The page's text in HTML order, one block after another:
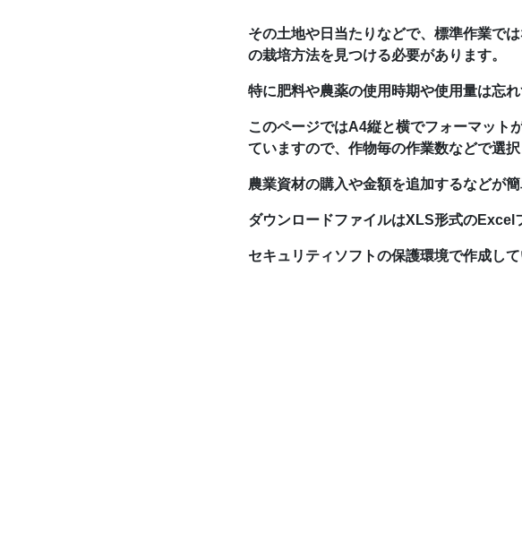
その土地や日当たりなどで、標準作業で
の栽培方法を見つける必要があります。
特に肥料や農薬の使用時期や使用量は忘
このページではA4縦と横でフォーマット
ていますので、作物毎の作業数などで選択
農業資材の購入や金額を追加するなどが簡
ダウンロードファイルはXLS形式のExcel
セキュリティソフトの保護環境で作成して